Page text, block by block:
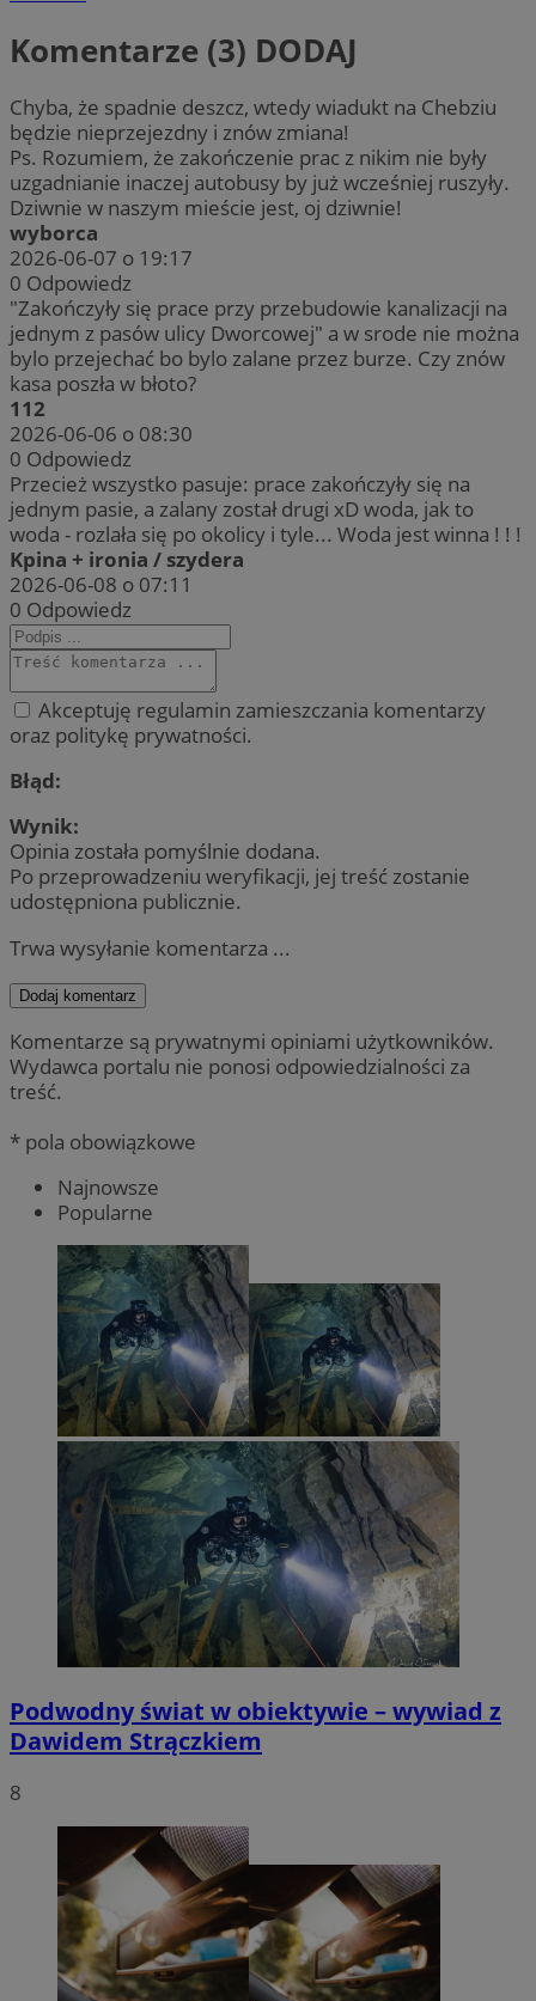
Komentarze (3) DODAJ
Chyba, że spadnie deszcz, wtedy wiadukt na Chebziu
będzie nieprzejezdny i znów zmiana!
Ps. Rozumiem, że zakończenie prac z nikim nie były
uzgadnianie inaczej autobusy by już wcześniej ruszyły.
Dziwnie w naszym mieście jest, oj dziwnie!
wyborca
2026-06-07 o 19:17
0 Odpowiedz
"Zakończyły się prace przy przebudowie kanalizacji na
jednym z pasów ulicy Dworcowej" a w srode nie można
bylo przejechać bo bylo zalane przez burze. Czy znów
kasa poszła w błoto?
112
2026-06-06 o 08:30
0 Odpowiedz
Przecież wszystko pasuje: prace zakończyły się na
jednym pasie, a zalany został drugi xD woda, jak to
woda - rozlała się po okolicy i tyle... Woda jest winna ! ! !
Kpina + ironia / szydera
2026-06-08 o 07:11
0 Odpowiedz
Akceptuję regulamin zamieszczania komentarzy
oraz politykę prywatności.
Błąd:
Wynik:
Opinia została pomyślnie dodana.
Po przeprowadzeniu weryfikacji, jej treść zostanie
udostępniona publicznie.
Trwa wysyłanie komentarza ...
Dodaj komentarz
Komentarze są prywatnymi opiniami użytkowników.
Wydawca portalu nie ponosi odpowiedzialności za
treść.
* pola obowiązkowe
Najnowsze
Popularne
Podwodny świat w obiektywie – wywiad z
Dawidem Strączkiem
8